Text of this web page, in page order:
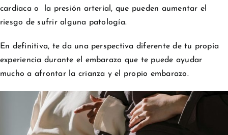
cardíaca o la presión arterial, que pueden aumentar el
riesgo de sufrir alguna patología.
En definitiva, te da una perspectiva diferente de tu propia
experiencia durante el embarazo que te puede ayudar
mucho a afrontar la crianza y el propio embarazo.